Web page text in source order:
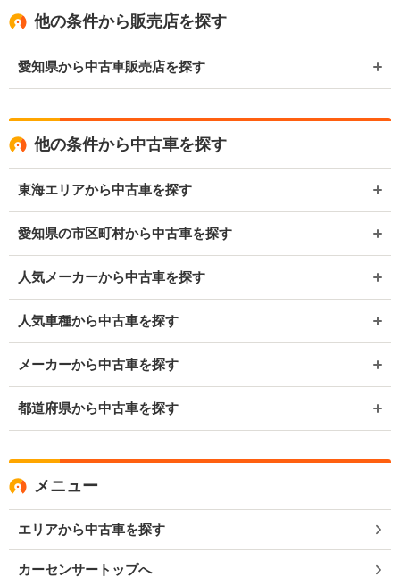
他の条件から販売店を探す
愛知県から中古車販売店を探す
他の条件から中古車を探す
東海エリアから中古車を探す
愛知県の市区町村から中古車を探す
人気メーカーから中古車を探す
人気車種から中古車を探す
メーカーから中古車を探す
都道府県から中古車を探す
メニュー
エリアから中古車を探す
カーセンサートップへ